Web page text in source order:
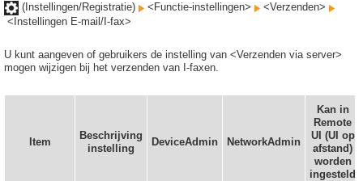
(Instellingen/Registratie) <Functie-instellingen>
<Verzenden>
<Instellingen E-mail/I-fax>
U kunt aangeven of gebruikers de instelling van <Verzenden via server>
mogen wijzigen bij het verzenden van I-faxen.
Item
Beschrijving
instelling
DeviceAdmin NetworkAdmin
Kan in
Remote
UI (UI op
afstand)
worden
ingesteld